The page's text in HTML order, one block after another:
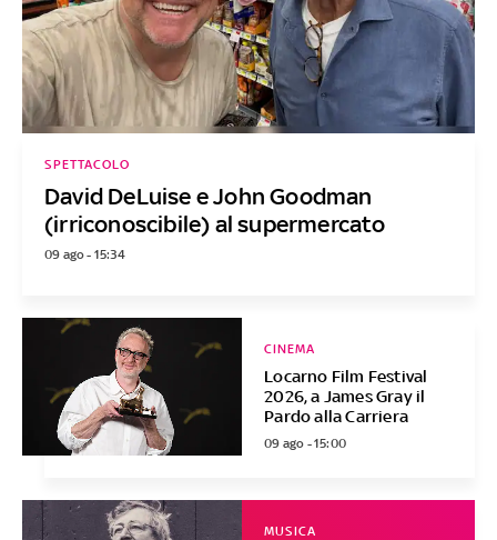
David DeLuise e John Goodman
(irriconoscibile) al supermercato
SPETTACOLO
09 ago - 15:34
Locarno Film Festival
2026, a James Gray il
Pardo alla Carriera
CINEMA
09 ago - 15:00
MUSICA